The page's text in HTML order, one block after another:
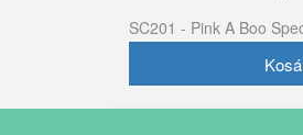
SC201 - Pink A Boo